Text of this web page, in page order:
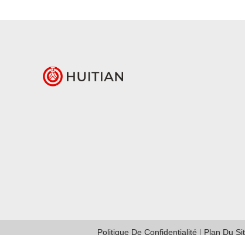
Politique De Confidentialité | Plan Du